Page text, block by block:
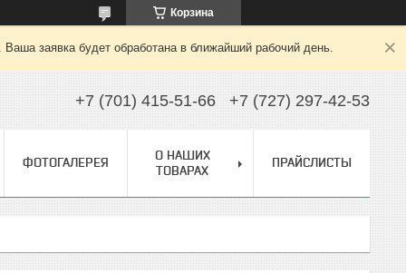
Корзина
заявка будет обработана в ближайший рабочий день.
+7 (701) 415-51-66 +7 (727) 297-42-53
ФОТОГАЛЕРЕЯ
О НАШИХ
ТОВАРАХ
ПРАЙСЛИСТЫ